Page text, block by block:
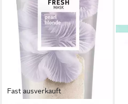
Fast ausverkauft